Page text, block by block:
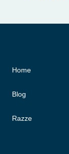
Home
Blog
Razze